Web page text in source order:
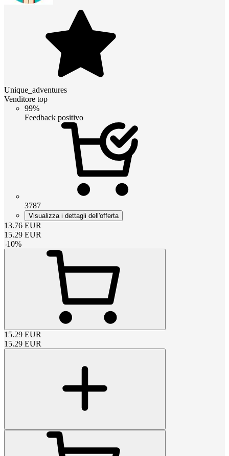
Unique_adventures
Venditore top
99%
Feedback positivo
3787
Visualizza i dettagli dell'offerta
13.76 EUR
15.29 EUR
-10%
15.29 EUR
15.29 EUR